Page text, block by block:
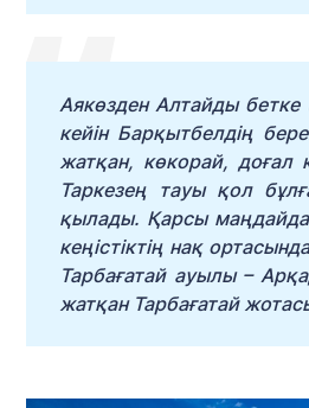
Аякөзден Алтайды
кейін Барқытбелдің
жатқан, көкорай, доғал
Таркезең тауы қол
қылады. Қарсы
кеңістіктің нақ
Тарбағатай ауылы –
жатқан Тарбағатай